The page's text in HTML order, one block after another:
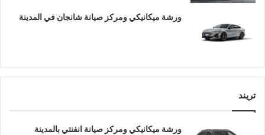
ورشة ميكانيكي ومركز صيانة شانجان في المدينة
تريند
ورشة ميكانيكي ومركز صيانة انفنتي بالمدينة